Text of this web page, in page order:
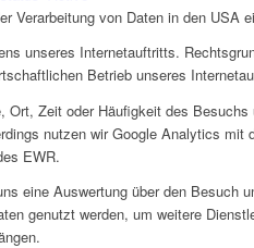
Verarbeitung von Daten in den USA
unseres Internetauftritts.
Betrieb unseres
Zeit oder Häufigkeit des
nutzen wir Google Analytics
EWR.
eine Auswertung über den Besuch
genutzt werden, um weitere